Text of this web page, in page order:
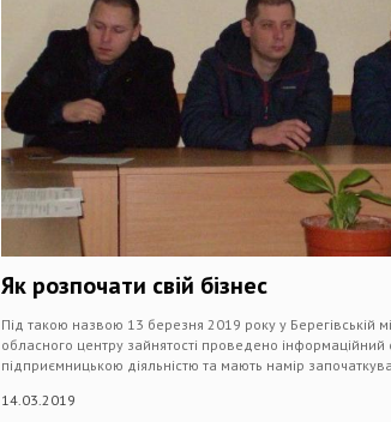
Як розпочати свій бізнес
Під такою назвою 13 березня 2019 року у Берегівській
обласного центру зайнятості проведено інформаційний
підприємницькою діяльністю та мають намір
14.03.2019